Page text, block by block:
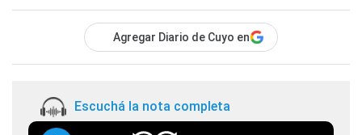
Agregar Diario de Cuyo en
Escuchá la nota completa